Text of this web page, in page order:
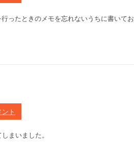
ったときのメモを忘れないうちに書いてお
ト
まいました。